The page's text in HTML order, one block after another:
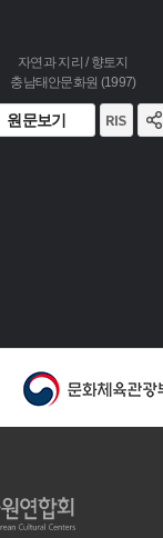
자연과 지리 / 향토지
충남태안문화원 (1997)
원문보기